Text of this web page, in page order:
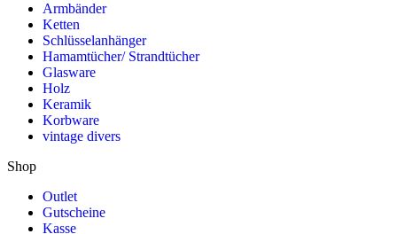
Armbänder
Ketten
Schlüsselanhänger
Hamamtücher/ Strandtücher
Glasware
Holz
Keramik
Korbware
vintage divers
Shop
Outlet
Gutscheine
Kasse